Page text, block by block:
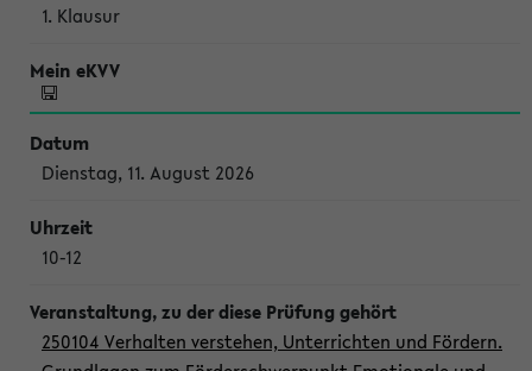
1. Klausur
Dienstag, 11. August 2026
10-12
250104 Verhalten verstehen, Unterrichten und Fördern.